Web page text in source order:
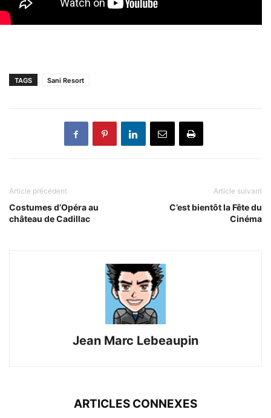
TAGS Sani Resort
Article précédent
Costumes d’Opéra au
château de Cadillac
Article suivant
C’est bientôt la Fête du
Cinéma
Jean Marc Lebeaupin
ARTICLES CONNEXES